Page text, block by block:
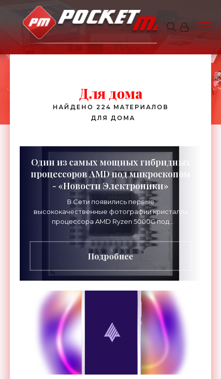
Для дома
НАЙДЕНО 224 МАТЕРИАЛОВ
ДЛЯ ДОМА
Один из самых мощных гибридных
процессоров AMD под микроскопом
- «Новости Электроники»
В Сети появились первые
высококачественные фотографии кристалла
процессора AMD Ryzen 5000G под
микроскопом. В данном случае это Ryzen 5
5600G, но разницы нет, так как кристалл у него
ровно
Подробнее